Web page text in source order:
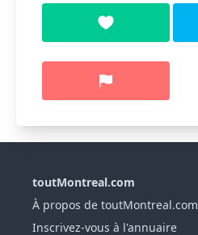
toutMontreal.com
À propos de toutMontreal.com
Inscrivez-vous à l'annuaire